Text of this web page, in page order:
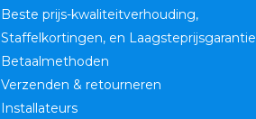
Beste prijs-kwaliteitverhouding,
Staffelkortingen, en Laagsteprijsgarantie
Betaalmethoden
Verzenden & retourneren
Installateurs